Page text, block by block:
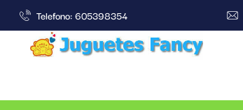
Telefono: 605398354